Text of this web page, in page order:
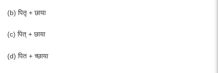
(b) पितृ + छाया
(c) पित् + छाया
(d) पित + च्छाया